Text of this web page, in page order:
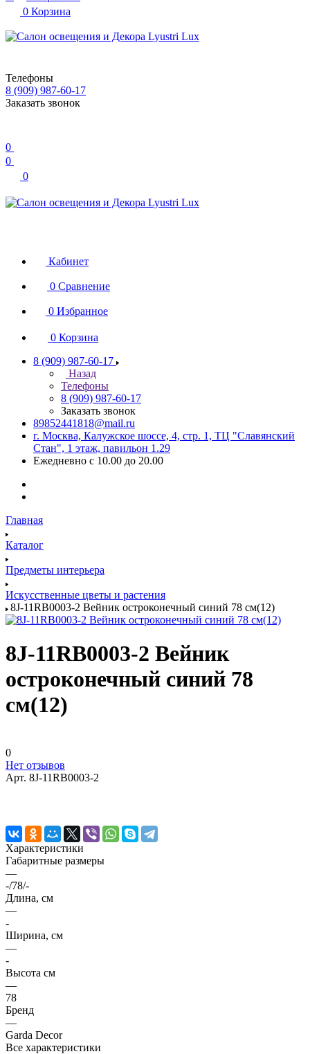
0 Корзина
Телефоны
8 (909) 987-60-17
Заказать звонок
0
0
0
Кабинет
0 Сравнение
0 Избранное
0 Корзина
8 (909) 987-60-17
Назад
Телефоны
8 (909) 987-60-17
Заказать звонок
89852441818@mail.ru
г. Москва, Калужское шоссе, 4, стр. 1, ТЦ "Славянский
Стан", 1 этаж, павильон 1.29
Ежедневно с 10.00 до 20.00
Главная
Каталог
Предметы интерьера
Искусственные цветы и растения
8J-11RB0003-2 Вейник остроконечный синий 78 см(12)
8J-11RB0003-2 Вейник
остроконечный синий 78
см(12)
0
Нет отзывов
Арт. 8J-11RB0003-2
Характеристики
Габаритные размеры
—
-/78/-
Длина, см
—
-
Ширина, см
—
-
Высота см
—
78
Бренд
—
Garda Decor
Все характеристики